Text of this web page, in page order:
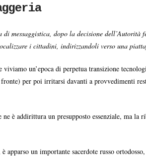
messaggistica, dopo la decisione
i cittadini, indirizzandoli verso una
un’epoca di perpetua transizione
per poi irritarsi davanti a provvedimenti
è addirittura un presupposto essenziale, ma
un importante sacerdote russo